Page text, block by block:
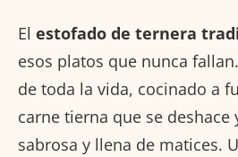
El estofado de ternera
esos platos que nunca
de toda la vida, cocinado a
carne tierna que se deshace
sabrosa y llena de matices.